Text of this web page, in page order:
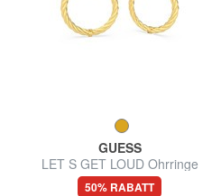
GUESS
LET S GET LOUD Ohrringe
mit Torchon-Creolen
50% RABATT